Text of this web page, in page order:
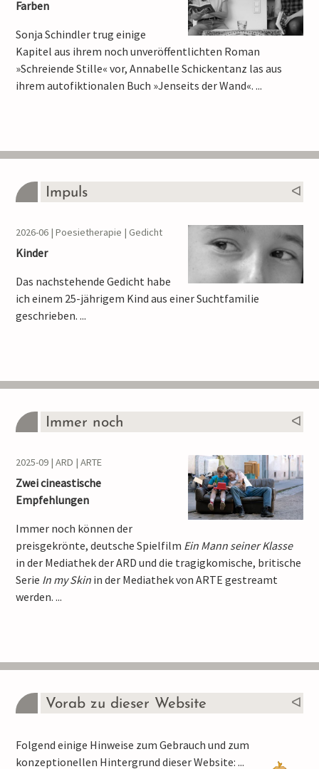
Farben
Sonja Schindler trug einige
Kapitel aus ihrem noch unveröffentlichten Roman
»Schreiende Stille« vor, Annabelle Schickentanz las aus
ihrem autofiktionalen Buch »Jenseits der Wand«. ...
Impuls
2026-06 | Poesietherapie | Gedicht
Kinder
Das nachstehende Gedicht habe
ich einem 25-jährigem Kind aus einer Suchtfamilie
geschrieben. ...
Immer noch
2025-09 | ARD | ARTE
Zwei cineastische
Empfehlungen
Immer noch können der
preisgekrönte, deutsche Spielfilm Ein Mann seiner Klasse
in der Mediathek der ARD und die tragigkomische, britische
Serie In my Skin in der Mediathek von ARTE gestreamt
werden. ...
Vorab zu dieser Website
Folgend einige Hinweise zum Gebrauch und zum
konzeptionellen Hintergrund dieser Website: ...